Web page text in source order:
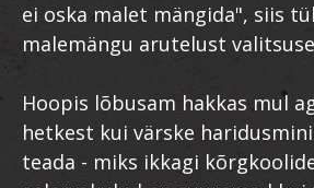
ei oska malet mängida", siis
malemängu arutelust
Hoopis lõbusam hakkas mul
hetkest kui värske
teada - miks ikkagi